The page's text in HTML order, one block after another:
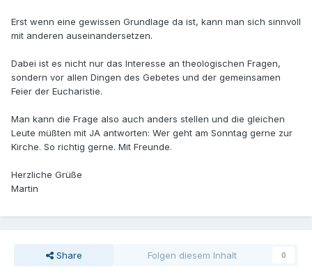
Erst wenn eine gewissen Grundlage da ist, kann man sich sinnvoll
mit anderen auseinandersetzen.
Dabei ist es nicht nur das Interesse an theologischen Fragen,
sondern vor allen Dingen des Gebetes und der gemeinsamen
Feier der Eucharistie.
Man kann die Frage also auch anders stellen und die gleichen
Leute müßten mit JA antworten: Wer geht am Sonntag gerne zur
Kirche. So richtig gerne. Mit Freunde.
Herzliche Grüße
Martin
Share Folgen diesem Inhalt 0